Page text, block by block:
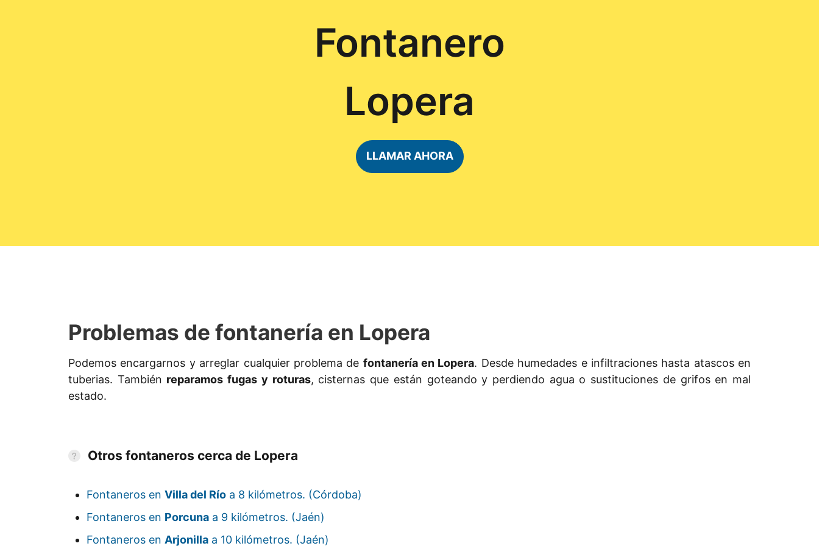
Fontanero
Lopera
LLAMAR AHORA
Problemas de fontanería en Lopera
Podemos encargarnos y arreglar cualquier problema de fontanería en Lopera. Desde humedades e infiltraciones hasta atascos en
tuberias. También reparamos fugas y roturas, cisternas que están goteando y perdiendo agua o sustituciones de grifos en mal
estado.
Otros fontaneros cerca de Lopera
Fontaneros en Villa del Río a 8 kilómetros. (Córdoba)
Fontaneros en Porcuna a 9 kilómetros. (Jaén)
Fontaneros en Arjonilla a 10 kilómetros. (Jaén)